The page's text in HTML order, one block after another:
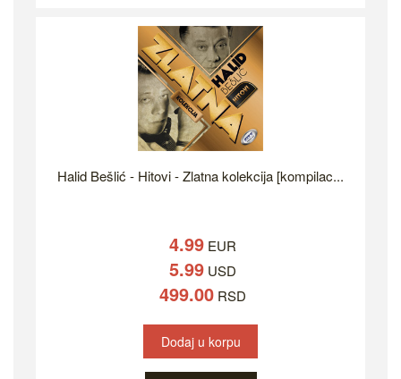
Halid Bešlić - Hitovi - Zlatna kolekcija [kompilac...
4.99 EUR
5.99 USD
499.00 RSD
Dodaj u korpu